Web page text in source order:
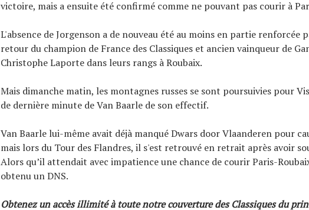
victoire, mais a ensuite été confirmé comme ne pouvant pas courir à
L'absence de Jorgenson a de nouveau été au moins en partie renforcée
retour du champion de France des Classiques et ancien vainqueur de
Christophe Laporte dans leurs rangs à Roubaix.
Mais dimanche matin, les montagnes russes se sont poursuivies pour
de dernière minute de Van Baarle de son effectif.
Van Baarle lui-même avait déjà manqué Dwars door Vlaanderen pour
mais lors du Tour des Flandres, il s'est retrouvé en retrait après avoir
Alors qu’il attendait avec impatience une chance de courir Paris-
obtenu un DNS.
Obtenez un accès illimité à toute notre couverture des Classiques du